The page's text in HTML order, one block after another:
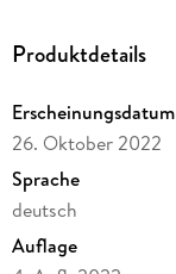
Produktdetails
Erscheinungsdatum
26. Oktober 2022
Sprache
deutsch
Auflage